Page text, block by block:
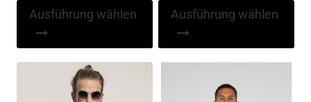
Ausführung wählen
Dieses
weist
mehrere
Ausführung wählen